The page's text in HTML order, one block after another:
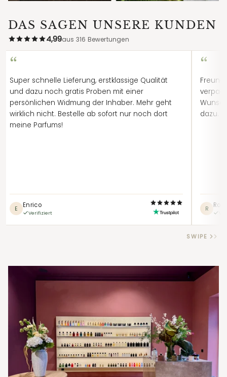
DAS SAGEN UNSERE KUNDEN
4,99aus 316 Bewertungen
“
Super schnelle Lieferung, erstklassige Qualität
und dazu noch gratis Proben mit einer
persönlichen Widmung der Inhaber. Mehr geht
wirklich nicht. Bestelle ab sofort nur noch dort
meine Parfums!
E Enrico
Verifiziert
“
dazu.
R
SWIPE